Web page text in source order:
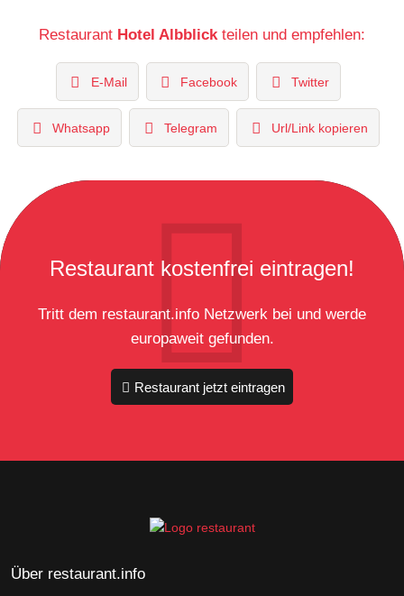
Restaurant Hotel Albblick teilen und empfehlen:
E-Mail Facebook Twitter
Whatsapp Telegram Url/Link kopieren
Restaurant kostenfrei eintragen!
Tritt dem restaurant.info Netzwerk bei und werde
europaweit gefunden.
Restaurant jetzt eintragen
Über restaurant.info